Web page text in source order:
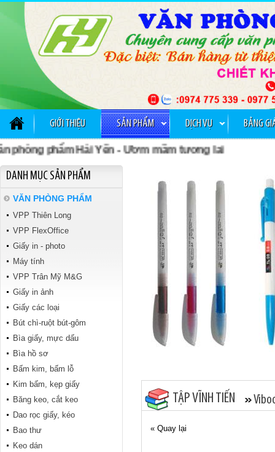
GIỚI THIỆU SẢN PHẨM DỊCH VỤ BẢNG
phẩm Hải Yến - Ươm mầm tương lai
DANH MỤC SẢN PHẨM
VĂN PHÒNG PHẨM
VPP Thiên Long
VPP FlexOffice
Giấy in - photo
Máy tính
VPP Trân Mỹ M&G
Giấy in ảnh
Giấy các loại
Bút chì-ruột bút-gôm
Bìa giấy, mực dấu
Bìa hồ sơ
Bấm kim, bấm lỗ
Kim bấm, kẹp giấy
Băng keo, cắt keo
Dao rọc giấy, kéo
Bao thư
Keo dán
GỠ KIM BẤM TTH 029
Tập kiểm tra Vibook
Tập Tranh đông hồ 200 trang
ABC Hiệp Phong 96 trang
TẬP VĨNH TIẾN
« Quay lại